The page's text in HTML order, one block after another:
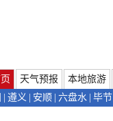
天气预报 本地旅游
遵义 安顺 六盘水 毕节